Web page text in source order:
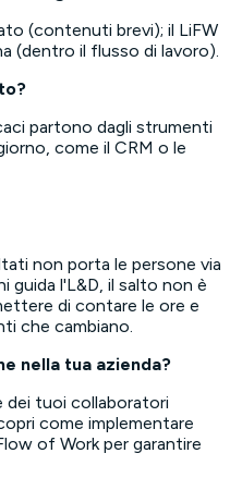
(contenuti brevi); il LiFW
(dentro il flusso di lavoro).
partono dagli strumenti
come il CRM o le
non porta le persone via
guida l'L&D, il salto non è
di contare le ore e
che cambiano.
nella tua azienda?
dei tuoi collaboratori
come implementare
of Workper garantire